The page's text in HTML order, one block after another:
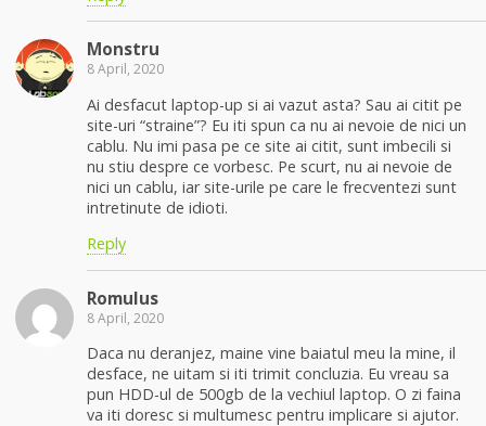
Monstru
8 April, 2020
Ai desfacut laptop-up si ai vazut asta? Sau ai citit pe
site-uri “straine”? Eu iti spun ca nu ai nevoie de nici un
cablu. Nu imi pasa pe ce site ai citit, sunt imbecili si
nu stiu despre ce vorbesc. Pe scurt, nu ai nevoie de
nici un cablu, iar site-urile pe care le frecventezi sunt
intretinute de idioti.
Reply
Romulus
8 April, 2020
Daca nu deranjez, maine vine baiatul meu la mine, il
desface, ne uitam si iti trimit concluzia. Eu vreau sa
pun HDD-ul de 500gb de la vechiul laptop. O zi faina
va iti doresc si multumesc pentru implicare si ajutor.